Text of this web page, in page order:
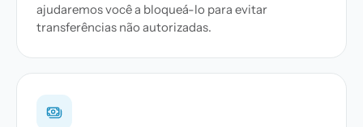
ajudaremos você a bloqueá-lo para evitar
transferências não autorizadas.